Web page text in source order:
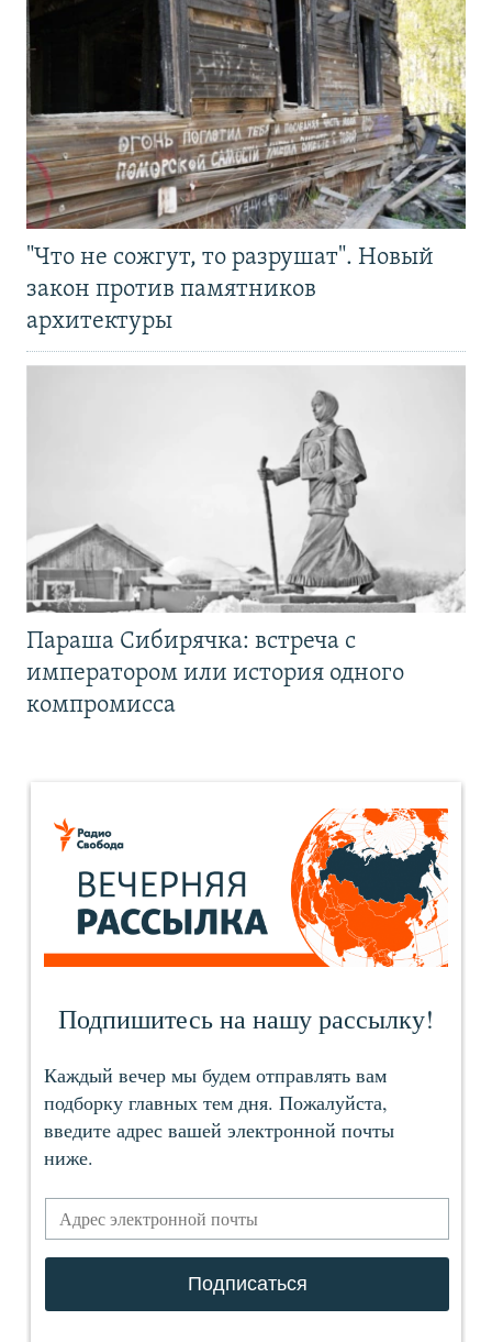
"Что не сожгут, то разрушат". Новый
закон против памятников
архитектуры
Параша Сибирячка: встреча с
императором или история одного
компромисса